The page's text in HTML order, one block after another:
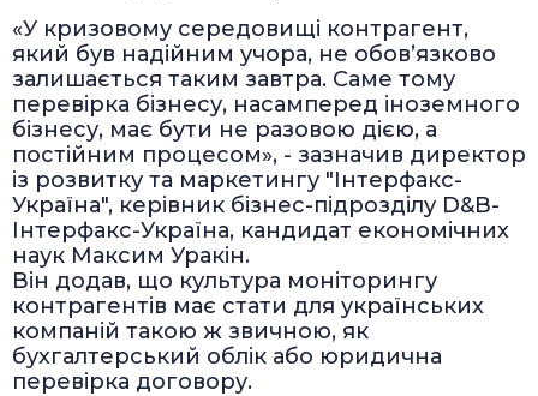
«У кризовому середовищі контрагент,
який був надійним учора, не обовʼязково
залишається таким завтра. Саме тому
перевірка бізнесу, насамперед іноземного
бізнесу, має бути не разовою дією, а
постійним процесом», - зазначив директор
із розвитку та маркетингу "Інтерфакс-
Україна", керівник бізнес-підрозділу D&B-
Інтерфакс-Україна, кандидат економічних
наук Максим Уракін.
Він додав, що культура моніторингу
контрагентів має стати для українських
компаній такою ж звичною, як
бухгалтерський облік або юридична
перевірка договору.